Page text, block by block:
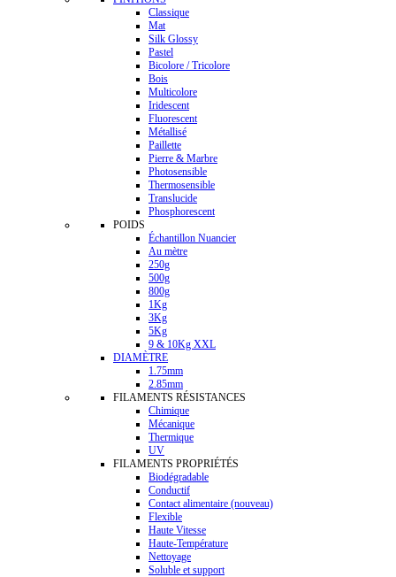
Classique
Mat
Silk Glossy
Pastel
Bicolore / Tricolore
Bois
Multicolore
Iridescent
Fluorescent
Métallisé
Paillette
Pierre & Marbre
Photosensible
Thermosensible
Translucide
Phosphorescent
POIDS
Échantillon Nuancier
Au mètre
250g
500g
800g
1Kg
3Kg
5Kg
9 & 10Kg XXL
DIAMÈTRE
1.75mm
2.85mm
FILAMENTS RÉSISTANCES
Chimique
Mécanique
Thermique
UV
FILAMENTS PROPRIÉTÉS
Biodégradable
Conductif
Contact alimentaire (nouveau)
Flexible
Haute Vitesse
Haute-Température
Nettoyage
Soluble et support